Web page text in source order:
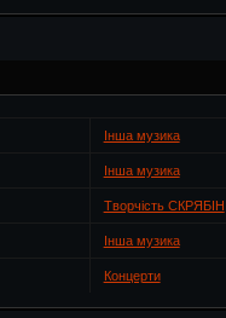
Інша музика
Інша музика
Творчість СКРЯБІН
Інша музика
Концерти